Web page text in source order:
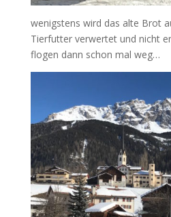
wenigstens wird das alte Brot
Tierfutter verwertet und nicht
flogen dann schon mal weg…